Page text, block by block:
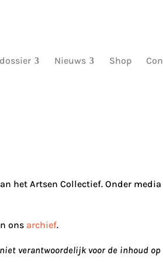
Nieuws Shop
het Artsen Collectief. Onder
ons archief.
verantwoordelijk voor de inhoud op